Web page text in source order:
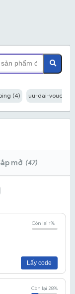
(4) uu-dai-voucher
mở (47)
Còn lại 1%
Lấy code
Còn lại 28%